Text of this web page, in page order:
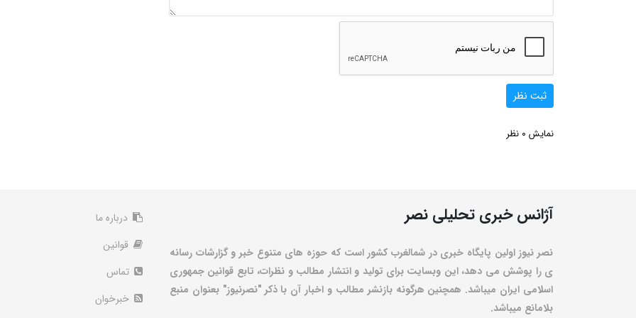
ثبت نظر
نمایش 0 نظر
آژانس خبری تحلیلی نصر
نصر نیوز اولین پایگاه خبری در شمالغرب کشور است که حوزه های متنوع خبر و گزارشات رسانه
ی را پوشش می دهد، این وبسایت برای تولید و انتشار مطالب و نظرات، تابع قوانین جمهوری
اسلامی ایران میباشد. همچنین هرگونه بازنشر مطالب و اخبار آن با ذکر "نصرنیوز" بعنوان منبع
بلامانع میباشد.
درباره ما
قوانین
تماس
خبرخوان